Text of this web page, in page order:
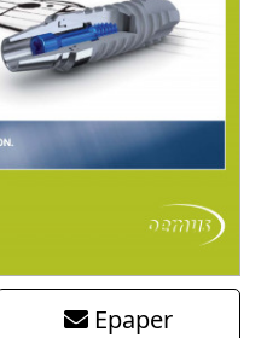
Epaper